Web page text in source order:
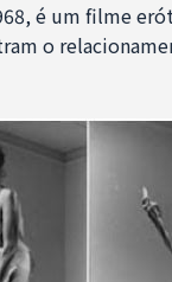
é um filme
o